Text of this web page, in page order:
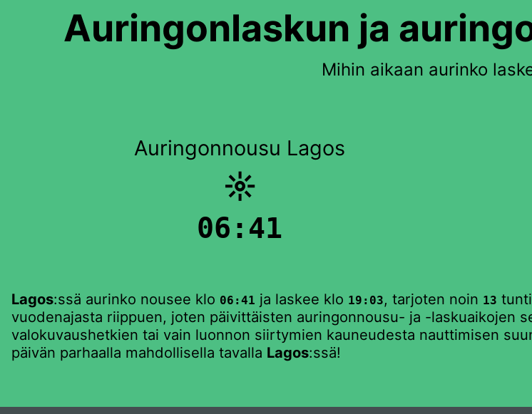
Auringonlaskun ja
Mihin aikaan aurinko
Auringonnousu Lagos
☼
06:41
Lagos:ssä aurinko nousee klo 06:41 ja laskee klo 19:03, tarjoten noin 13
vuodenajasta riippuen, joten päivittäisten auringonnousu- ja -laskuaikojen
valokuvaushetkien tai vain luonnon siirtymien kauneudesta nauttimisen
päivän parhaalla mahdollisella tavalla Lagos:ssä!